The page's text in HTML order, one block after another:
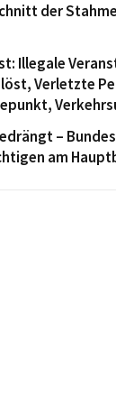
der
Illegale
Verletzte
–
am